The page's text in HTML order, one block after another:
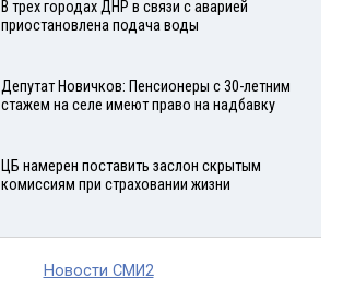
В трех городах ДНР в связи с аварией
приостановлена подача воды
Депутат Новичков: Пенсионеры с 30-летним
стажем на селе имеют право на надбавку
ЦБ намерен поставить заслон скрытым
комиссиям при страховании жизни
Новости СМИ2